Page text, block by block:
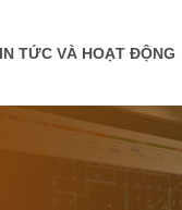
TỨC VÀ HOẠT ĐỘNG